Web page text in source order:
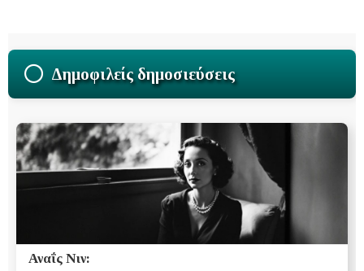
Δημοφιλείς δημοσιεύσεις
Αναΐς Νιν: